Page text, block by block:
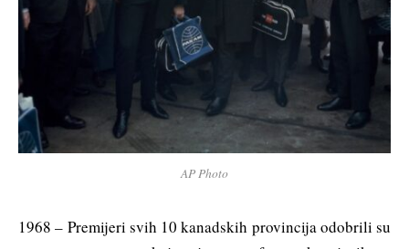
AP Photo
1968 – Premijeri svih 10 kanadskih provincija odobrili su